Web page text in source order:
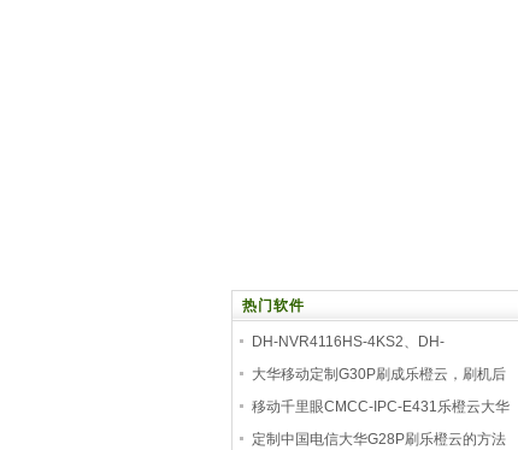
热门软件
DH-NVR4116HS-4KS2、DH-
NVR4116HS-HDS2升级程序版本v4.00
大华移动定制G30P刷成乐橙云，刷机后
可使用大华
移动千里眼CMCC-IPC-E431乐橙云大华
云联刷机程序
定制中国电信大华G28P刷乐橙云的方法